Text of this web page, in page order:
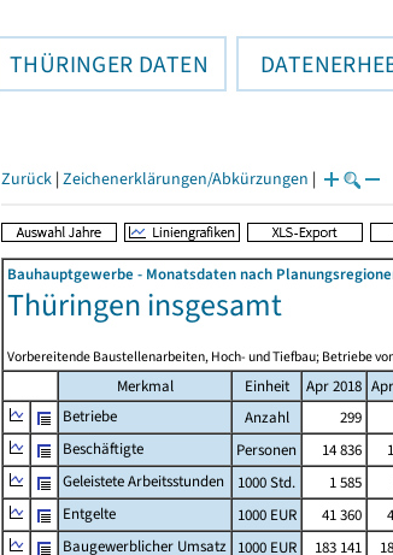
THÜRINGER DATEN
Zurück | Zeichenerklärungen/Abkürzungen |
Bauhauptgewerbe - Monatsdaten nach
Thüringen insgesamt
Vorbereitende Baustellenarbeiten, Hoch- und Tiefbau; Betriebe
Merkmal Einheit Apr 2018
Betriebe
Anzahl 299
Beschäftigte
Personen 14 836
Geleistete Arbeitsstunden
1000 Std. 1 585
Entgelte
1000 EUR 41 360
Baugewerblicher Umsatz 1000 EUR 183 141